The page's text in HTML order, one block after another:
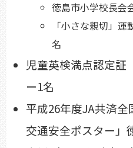
徳島市小学校長会
「小さな親切」
名
児童英検満点認定
ー1名
平成26年度JA共済全
交通安全ポスター